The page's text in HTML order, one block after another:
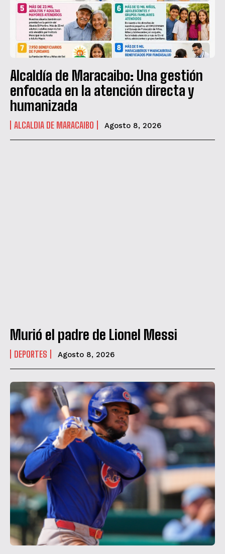
Alcaldía de Maracaibo: Una gestión
enfocada en la atención directa y
humanizada
ALCALDIA DE MARACAIBO Agosto 8, 2026
Murió el padre de Lionel Messi
DEPORTES Agosto 8, 2026